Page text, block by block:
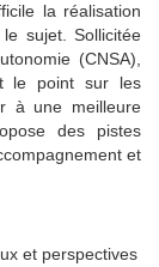
la réalisation
sujet. Sollicitée
(CNSA),
le point sur les
à une meilleure
des pistes
et
et perspectives